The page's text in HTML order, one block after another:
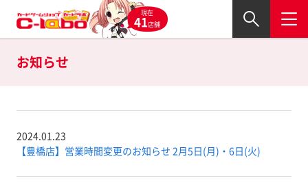
現在
41店舗
お知らせ
2024.01.23
【豊橋店】営業時間変更のお知らせ 2月5日(月)・6日(火)